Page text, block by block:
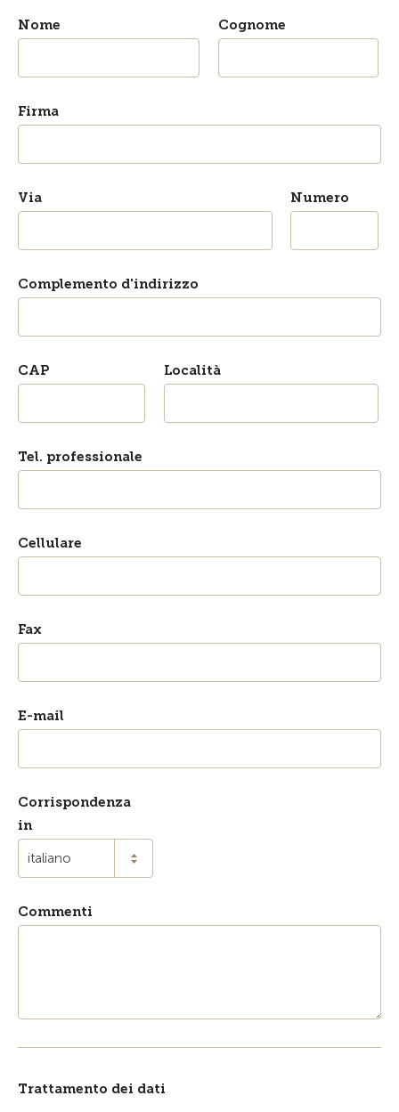
Nome Cognome
Firma
Via Numero
Complemento d'indirizzo
CAP Località
Tel. professionale
Cellulare
Fax
E-mail
Corrispondenza
in
italiano
Commenti
Trattamento dei dati